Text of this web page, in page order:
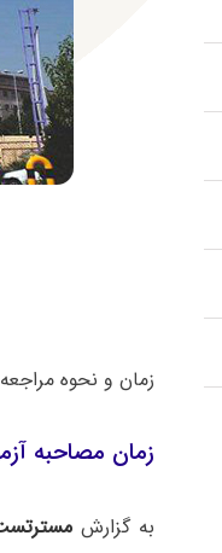
زمان و نحوه مراجعه
زمان مصاحبه
به گزارش